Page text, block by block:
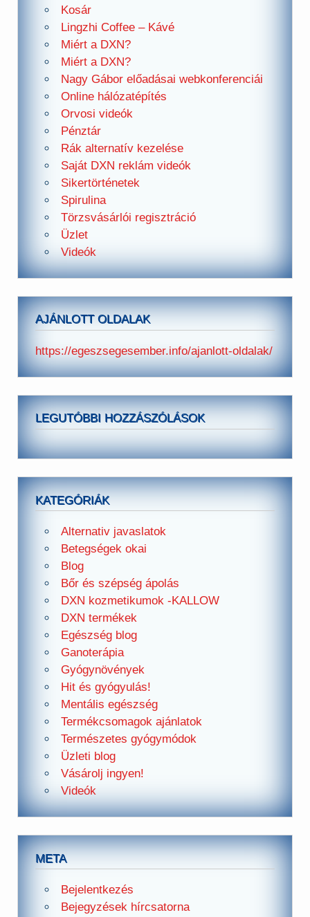
Kosár
Lingzhi Coffee – Kávé
Miért a DXN?
Miért a DXN?
Nagy Gábor előadásai webkonferenciái
Online hálózatépítés
Orvosi videók
Pénztár
Rák alternatív kezelése
Saját DXN reklám videók
Sikertörténetek
Spirulina
Törzsvásárlói regisztráció
Üzlet
Videók
AJÁNLOTT OLDALAK
https://egeszsegesember.info/ajanlott-oldalak/
LEGUTÓBBI HOZZÁSZÓLÁSOK
KATEGÓRIÁK
Alternativ javaslatok
Betegségek okai
Blog
Bőr és szépség ápolás
DXN kozmetikumok -KALLOW
DXN termékek
Egészség blog
Ganoterápia
Gyógynövények
Hit és gyógyulás!
Mentális egészség
Termékcsomagok ajánlatok
Természetes gyógymódok
Üzleti blog
Vásárolj ingyen!
Videók
META
Bejelentkezés
Bejegyzések hírcsatorna